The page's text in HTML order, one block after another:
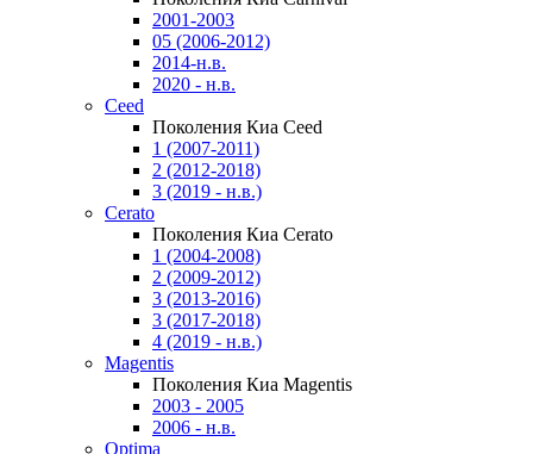
2001-2003
05 (2006-2012)
2014-н.в.
2020 - н.в.
Ceed
Поколения Киа Ceed
1 (2007-2011)
2 (2012-2018)
3 (2019 - н.в.)
Cerato
Поколения Киа Cerato
1 (2004-2008)
2 (2009-2012)
3 (2013-2016)
3 (2017-2018)
4 (2019 - н.в.)
Magentis
Поколения Киа Magentis
2003 - 2005
2006 - н.в.
Optima